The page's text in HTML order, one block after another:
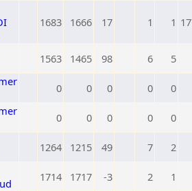
1683 1666 17 1 1
1563 1465 98 6 5
0 0 0 0 0
0 0 0 0 0
1264 1215 49 7 2
1714 1717 -3 2 1